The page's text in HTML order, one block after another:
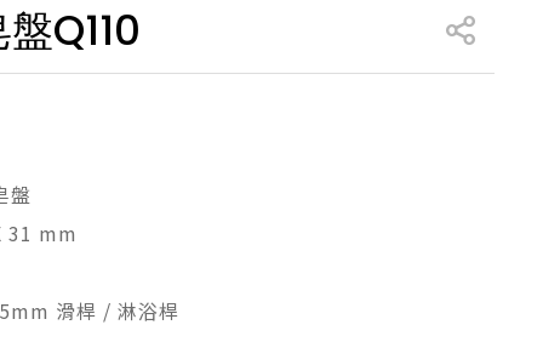
/ 樂齡
便斗 / 馬桶 / 蹲便
礙衛浴設備方案
衛浴
Q110
盤
31 mm
滑桿 / 淋浴桿